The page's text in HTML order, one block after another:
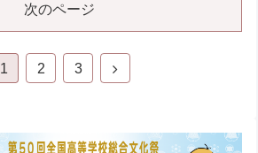
次のページ
1 2 3